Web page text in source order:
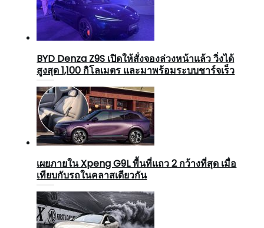
BYD Denza Z9S เปิดให้สั่งจองล่วงหน้าแล้ว วิ่งได้
สูงสุด 1,100 กิโลเมตร และมาพร้อมระบบชาร์จเร็ว
เผยภายใน Xpeng G9L พื้นที่แถว 2 กว้างที่สุด เมื่อ
เทียบกับรถในคลาสเดียวกัน